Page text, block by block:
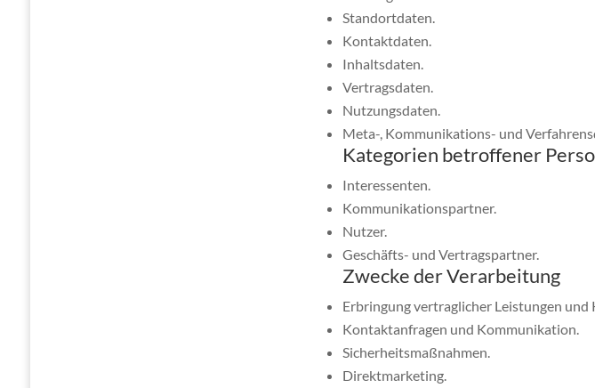
Standortdaten.
Kontaktdaten.
Inhaltsdaten.
Vertragsdaten.
Nutzungsdaten.
Meta-, Kommunikations- und
Kategorien betroffener
Interessenten.
Kommunikationspartner.
Nutzer.
Geschäfts- und Vertragspartner.
Zwecke der Verarbeitung
Erbringung vertraglicher Leistungen und
Kontaktanfragen und Kommunikation.
Sicherheitsmaßnahmen.
Direktmarketing.